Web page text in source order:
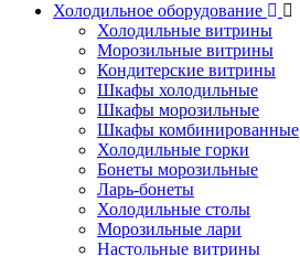
Холодильное оборудование
Холодильные витрины
Морозильные витрины
Кондитерские витрины
Шкафы холодильные
Шкафы морозильные
Шкафы комбинированные
Холодильные горки
Бонеты морозильные
Ларь-бонеты
Холодильные столы
Морозильные лари
Настольные витрины